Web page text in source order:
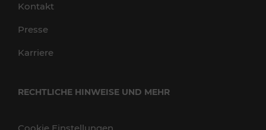
Kontakt
Presse
Karriere
RECHTLICHE HINWEISE UND MEHR